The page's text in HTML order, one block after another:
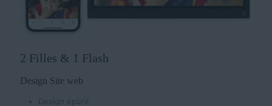
2 Filles & 1 Flash
Design Site web